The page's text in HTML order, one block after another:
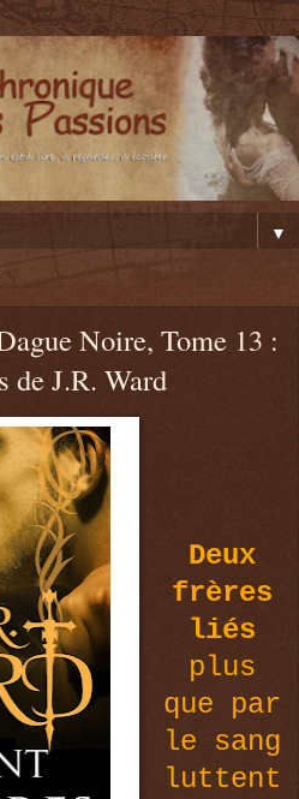
▼
Noire, Tome 13 :
de J.R. Ward
Deux
frères
liés
plus
que par
le sang
luttent